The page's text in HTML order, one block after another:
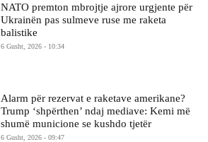
NATO premton mbrojtje ajrore urgjente për
Ukrainën pas sulmeve ruse me raketa
balistike
6 Gusht, 2026 - 10:34
Alarm për rezervat e raketave amerikane?
Trump ‘shpërthen’ ndaj mediave: Kemi më
shumë municione se kushdo tjetër
6 Gusht, 2026 - 09:47